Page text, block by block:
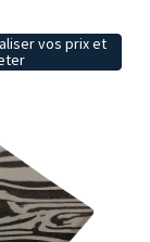
vos prix et